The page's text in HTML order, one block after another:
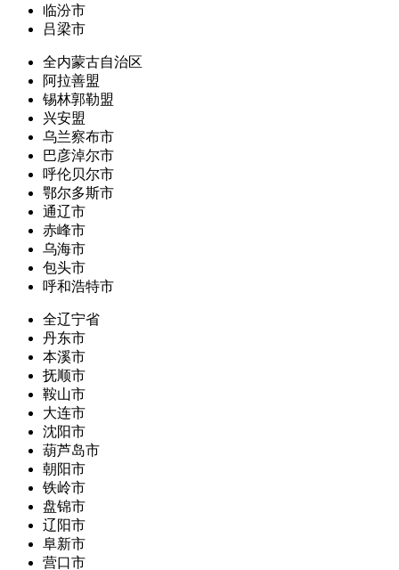
临汾市
吕梁市
全内蒙古自治区
阿拉善盟
锡林郭勒盟
兴安盟
乌兰察布市
巴彦淖尔市
呼伦贝尔市
鄂尔多斯市
通辽市
赤峰市
乌海市
包头市
呼和浩特市
全辽宁省
丹东市
本溪市
抚顺市
鞍山市
大连市
沈阳市
葫芦岛市
朝阳市
铁岭市
盘锦市
辽阳市
阜新市
营口市